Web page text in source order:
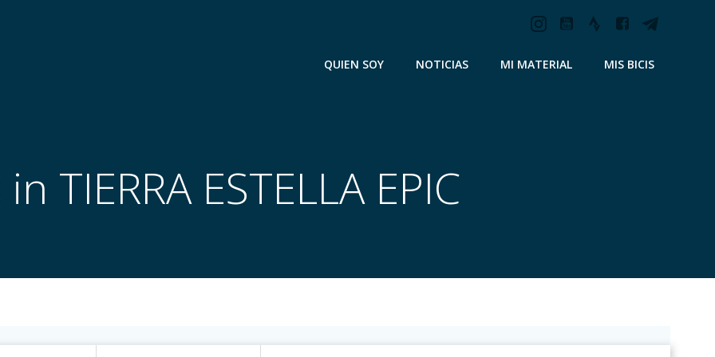
QUIEN SOY NOTICIAS MI MATERIAL MIS BICIS
TIERRA ESTELLA EPIC